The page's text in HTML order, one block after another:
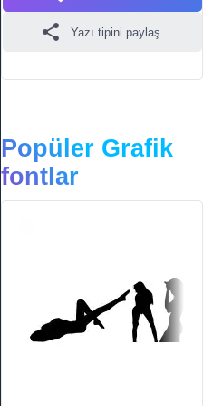
Yazı tipini paylaş
Popüler Grafik
fontlar